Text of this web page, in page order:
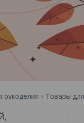
рукоделия Товары